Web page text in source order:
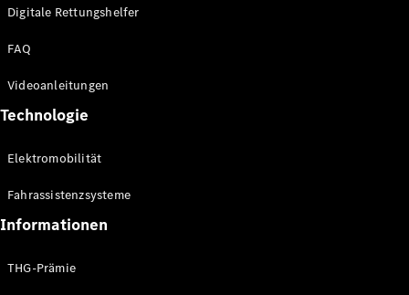
Digitale Rettungshelfer
FAQ
Videoanleitungen
Technologie
Elektromobilität
Fahrassistenzsysteme
Informationen
THG-Prämie